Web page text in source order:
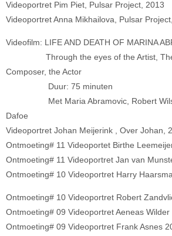
Videoportret Pim Piet, Pulsar Project, 2013
Videoportret Anna Mikhailova, Pulsar
Videofilm: LIFE AND DEATH OF MARINA
Through the eyes of the Artist, The
Composer, the Actor
Duur: 75 minuten
Met Maria Abramovic, Robert
Dafoe
Videoportret Johan Meijerink , Over Johan,
Ontmoeting# 11 Videoportet Birthe
Ontmoeting# 11 Videoportret Jan van
Ontmoeting# 10 Videoportret Harry
Ontmoeting# 10 Videoportret Robert
Ontmoeting# 09 Videoportret Aeneas Wilder
Ontmoeting# 09 Videoportret Frank Asnes